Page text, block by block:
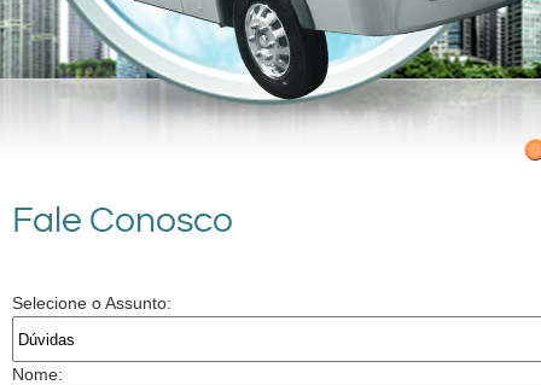
Fale Conosco
Selecione o Assunto:
Nome: